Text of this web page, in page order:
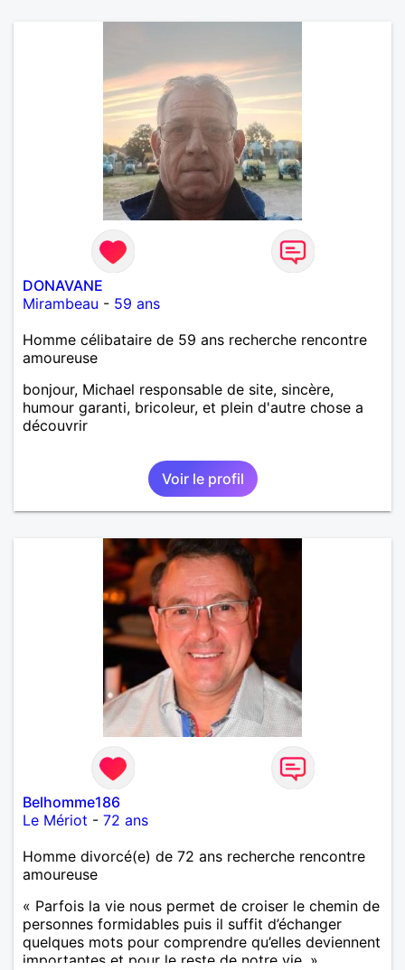
DONAVANE
Mirambeau - 59 ans
Homme célibataire de 59 ans recherche rencontre
amoureuse
bonjour, Michael responsable de site, sincère,
humour garanti, bricoleur, et plein d'autre chose a
découvrir
Voir le profil
Belhomme186
Le Mériot - 72 ans
Homme divorcé(e) de 72 ans recherche rencontre
amoureuse
« Parfois la vie nous permet de croiser le chemin de
personnes formidables puis il suffit d’échanger
quelques mots pour comprendre qu’elles deviennent
importantes et pour le reste de notre vie. »